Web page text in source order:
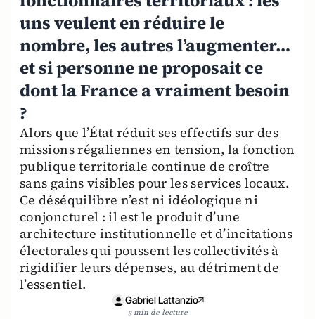
uns veulent en réduire le
nombre, les autres l’augmenter…
et si personne ne proposait ce
dont la France a vraiment besoin
?
Alors que l’État réduit ses effectifs sur des
missions régaliennes en tension, la fonction
publique territoriale continue de croître
sans gains visibles pour les services locaux.
Ce déséquilibre n’est ni idéologique ni
conjoncturel : il est le produit d’une
architecture institutionnelle et d’incitations
électorales qui poussent les collectivités à
rigidifier leurs dépenses, au détriment de
l’essentiel.
Gabriel Lattanzio
3 min de lecture